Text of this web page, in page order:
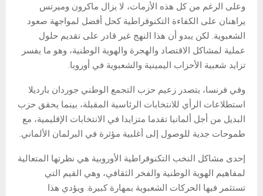
وعلى الرغم من كل هذه الأزمات، لا يزال ماكرون وميرتس
يراهنان على الكفاءة التكنوقراطية كحل أفضل لمواجهة صعود
الشعبوية. لكن يبدو أن هذا النهج غير قادر على تقديم حلول
عملية لمشاكل الاقتصاد والهجرة والهوية الوطنية، وهو ما يفسر
تزايد شعبية الأحزاب اليمينية والشعبوية في أوروبا.
وفي فرنسا، يتصدر زعيم حزب التجمع الوطني جوردان بارديلا
استطلاعات الرأي للانتخابات الرئاسية المقبلة، بينما يحقق حزب
البديل من أجل ألمانيا تقدما متزايدا في الانتخابات الإقليمية، مع
طموحات جدية للوصول إلى أغلبية مؤثرة في البرلمان الألماني.
إحدى مشاكل النخب التكنوقراطية الأوروبية هي نظرتها المتعالية
لمفاهيم الهوية الوطنية والفخر الثقافي، وهي القيم التي
تستثمر فيها الحركات الشعبوية بمهارة كبيرة. ويؤدي هذا